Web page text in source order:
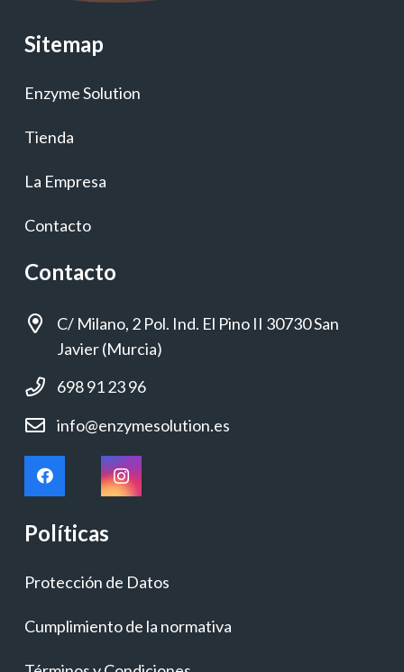
Sitemap
Enzyme Solution
Tienda
La Empresa
Contacto
Contacto
C/ Milano, 2 Pol. Ind. El Pino II 30730 San
Javier (Murcia)
698 91 23 96
info@enzymesolution.es
Políticas
Protección de Datos
Cumplimiento de la normativa